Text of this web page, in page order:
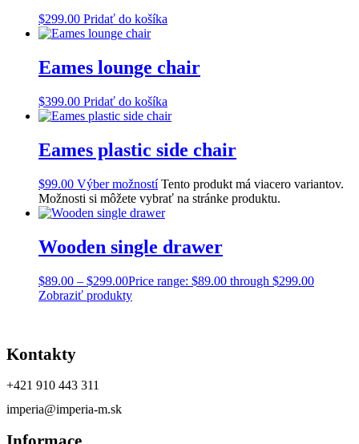
$299.00 Pridať do košíka
Eames lounge chair
$399.00 Pridať do košíka
Eames plastic side chair
$99.00 Výber možností Tento produkt má viacero variantov.
Možnosti si môžete vybrať na stránke produktu.
Wooden single drawer
$89.00 – $299.00Price range: $89.00 through $299.00
Zobraziť produkty
Kontakty
+421 910 443 311
imperia@imperia-m.sk